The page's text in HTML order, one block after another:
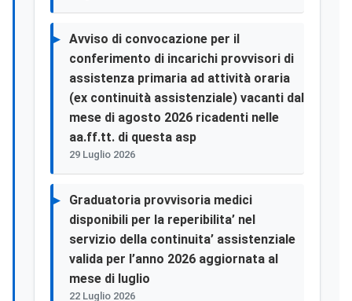
Avviso di convocazione per il
conferimento di incarichi provvisori di
assistenza primaria ad attività oraria
(ex continuità assistenziale) vacanti dal
mese di agosto 2026 ricadenti nelle
aa.ff.tt. di questa asp
29 Luglio 2026
Graduatoria provvisoria medici
disponibili per la reperibilita’ nel
servizio della continuita’ assistenziale
valida per l’anno 2026 aggiornata al
mese di luglio
22 Luglio 2026